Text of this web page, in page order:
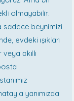
olmayabilir.
sadece beynimizi
evdeki ışıkları
akıllı
yanımızda